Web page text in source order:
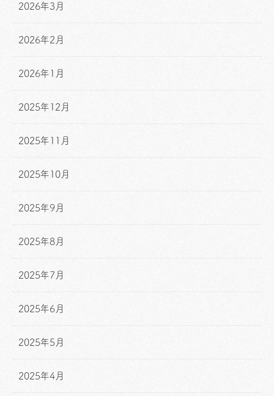
2026年3月
2026年2月
2026年1月
2025年12月
2025年11月
2025年10月
2025年9月
2025年8月
2025年7月
2025年6月
2025年5月
2025年4月